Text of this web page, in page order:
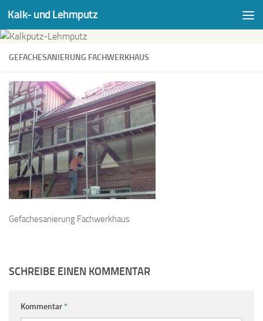
Zum Inhalt springen
Kalk- und Lehmputz
GEFACHESANIERUNG FACHWERKHAUS
Gefachesanierung Fachwerkhaus
SCHREIBE EINEN KOMMENTAR
Kommentar*